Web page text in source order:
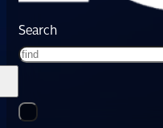
Search